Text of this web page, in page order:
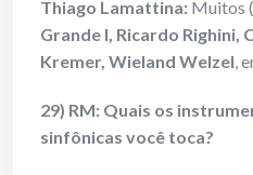
Thiago Lamattina: Muitos
Grande l, Ricardo Righini,
Kremer, Wieland Welzel,
29) RM: Quais os
sinfônicas você toca?